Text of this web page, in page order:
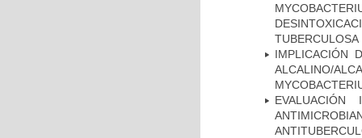
TUBERCULOSA
IMPLICACIÓN
ALCALINO/